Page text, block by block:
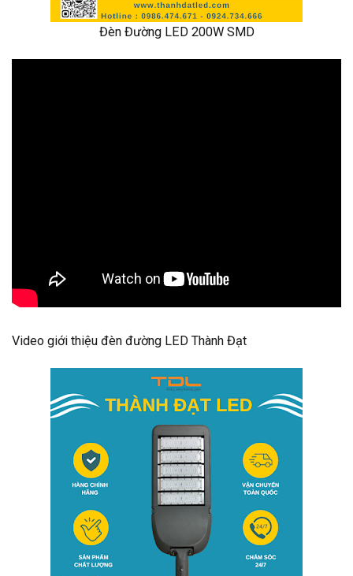
Đèn Đường LED 200W SMD
Video giới thiệu đèn đường LED Thành Đạt